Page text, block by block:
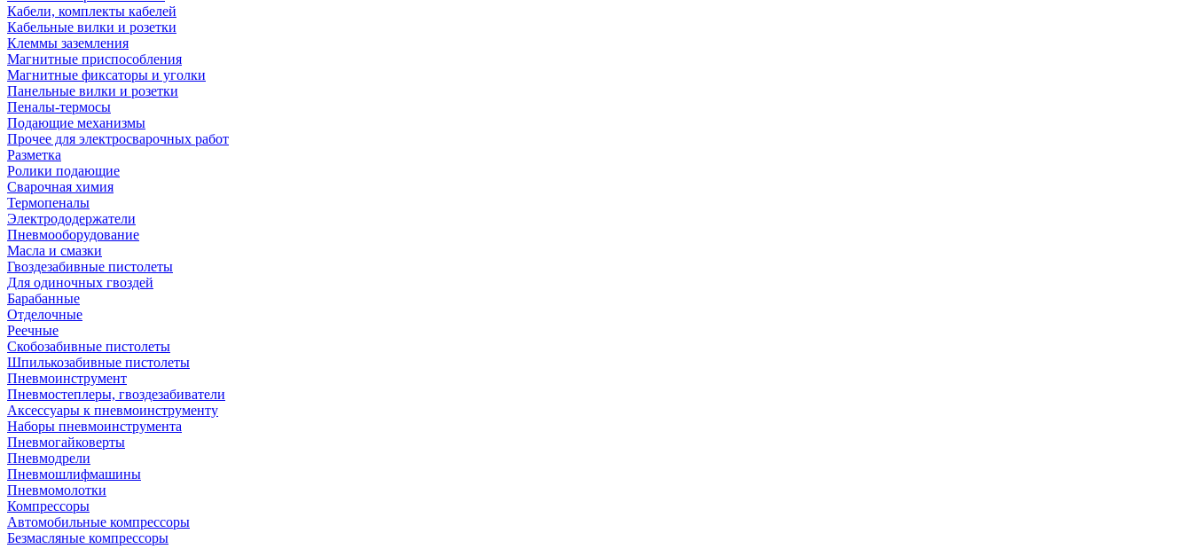
Кабели, комплекты кабелей
Кабельные вилки и розетки
Клеммы заземления
Магнитные приспособления
Магнитные фиксаторы и уголки
Панельные вилки и розетки
Пеналы-термосы
Подающие механизмы
Прочее для электросварочных работ
Разметка
Ролики подающие
Сварочная химия
Термопеналы
Электрододержатели
Пневмооборудование
Масла и смазки
Гвоздезабивные пистолеты
Для одиночных гвоздей
Барабанные
Отделочные
Реечные
Скобозабивные пистолеты
Шпилькозабивные пистолеты
Пневмоинструмент
Пневмостеплеры, гвоздезабиватели
Аксессуары к пневмоинструменту
Наборы пневмоинструмента
Пневмогайковерты
Пневмодрели
Пневмошлифмашины
Пневмомолотки
Компрессоры
Автомобильные компрессоры
Безмасляные компрессоры